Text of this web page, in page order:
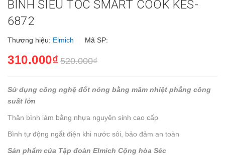
BÌNH SIÊU TỐC SMART COOK KES-
6872
Thương hiệu: Elmich Mã SP:
310.000₫ 520.000₫
Sử dụng công nghệ đốt nóng bằng mâm nhiệt phẳng công
suất lớn
Thân bình làm bằng nhựa nguyên sinh cao cấp
Bình tự động ngắt điện khi nước sôi, bảo đảm an toàn
Sản phẩm của Tập đoàn Elmich Cộng hòa Séc